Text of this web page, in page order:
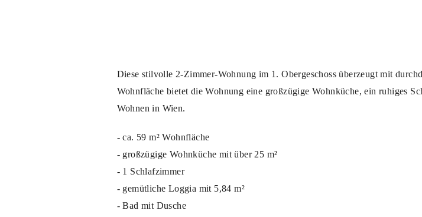
Diese stilvolle 2-Zimmer-Wohnung im 1. Obergeschoss überzeugt mit
Wohnfläche bietet die Wohnung eine großzügige Wohnküche, ein ruhiges
Wohnen in Wien.
- ca. 59 m² Wohnfläche
- großzügige Wohnküche mit über 25 m²
- 1 Schlafzimmer
- gemütliche Loggia mit 5,84 m²
- Bad mit Dusche